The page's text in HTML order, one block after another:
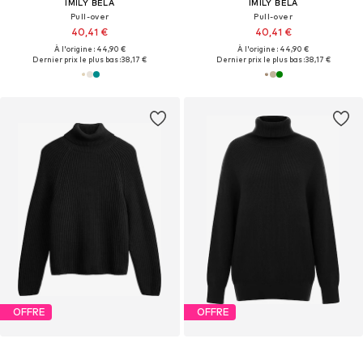
IMILY BELA
Pull-over
40,41 €
À l'origine : 44,90 €
Dernier prix le plus bas :38,17 €
IMILY BELA
Pull-over
40,41 €
À l'origine : 44,90 €
Dernier prix le plus bas :38,17 €
OFFRE OFFRE